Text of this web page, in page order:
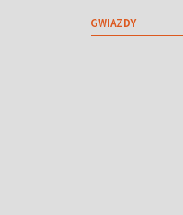
GWIAZDY